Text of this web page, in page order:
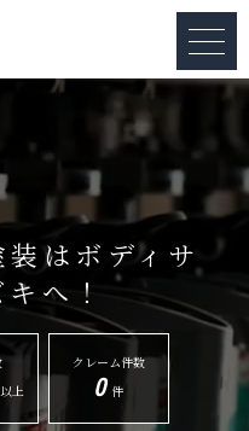
は ボディサ
へ！
上
クレーム件数
0 件